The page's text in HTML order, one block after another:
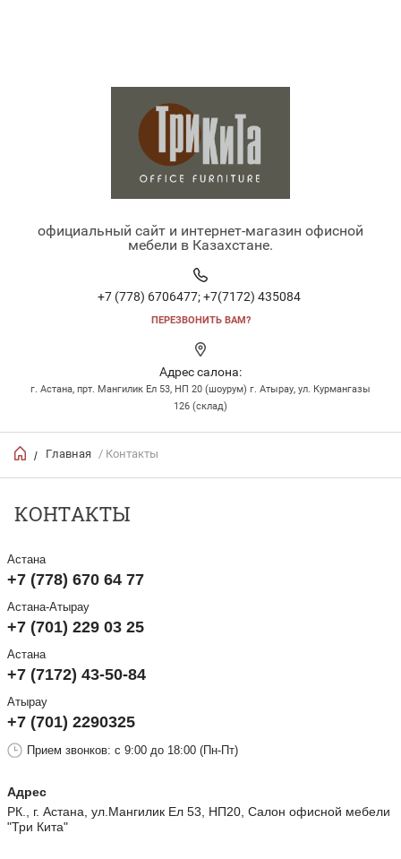
официальный сайт и интернет-магазин офисной
мебели в Казахстане.
+7 (778) 6706477;+7(7172) 435084
ПЕРЕЗВОНИТЬ ВАМ?
Адрес салона:
г. Астана, прт. Мангилик Ел 53, НП 20 (шоурум) г. Атырау, ул. Курмангазы
126 (склад)
/ Главная / Контакты
КОНТАКТЫ
Астана
+7 (778) 670 64 77
Астана-Атырау
+7 (701) 229 03 25
Астана
+7 (7172) 43-50-84
Атырау
+7 (701) 2290325
Прием звонков: с 9:00 до 18:00 (Пн-Пт)
Адрес
РК., г. Астана, ул.Мангилик Ел 53, НП20, Салон офисной мебели
"Три Кита"